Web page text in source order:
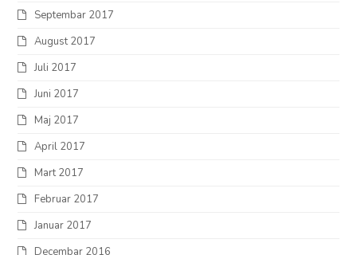
Septembar 2017
August 2017
Juli 2017
Juni 2017
Maj 2017
April 2017
Mart 2017
Februar 2017
Januar 2017
Decembar 2016